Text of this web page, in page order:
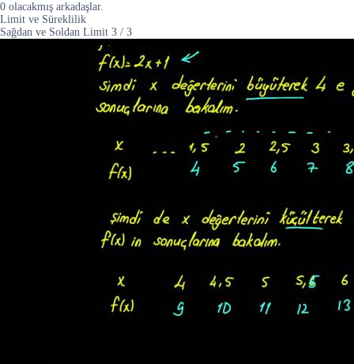
0 olacakmış arkadaşlar.
Limit ve Süreklilik
Sağdan ve Soldan Limit 3 / 3